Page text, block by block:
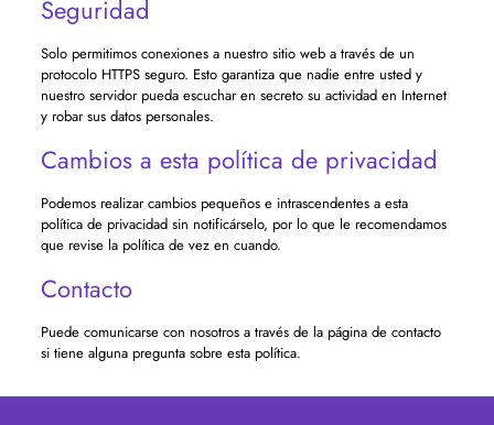
Seguridad
Solo permitimos conexiones a nuestro sitio web a través de un
protocolo HTTPS seguro. Esto garantiza que nadie entre usted y
nuestro servidor pueda escuchar en secreto su actividad en Internet
y robar sus datos personales.
Cambios a esta política de privacidad
Podemos realizar cambios pequeños e intrascendentes a esta
política de privacidad sin notificárselo, por lo que le recomendamos
que revise la política de vez en cuando.
Contacto
Puede comunicarse con nosotros a través de la página de contacto
si tiene alguna pregunta sobre esta política.